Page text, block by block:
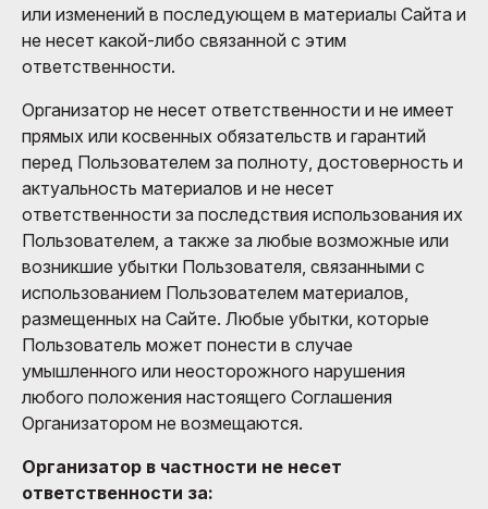
или изменений в последующем в материалы Сайта и
не несет какой-либо связанной с этим
ответственности.
Организатор не несет ответственности и не имеет
прямых или косвенных обязательств и гарантий
перед Пользователем за полноту, достоверность и
актуальность материалов и не несет
ответственности за последствия использования их
Пользователем, а также за любые возможные или
возникшие убытки Пользователя, связанными с
использованием Пользователем материалов,
размещенных на Сайте. Любые убытки, которые
Пользователь может понести в случае
умышленного или неосторожного нарушения
любого положения настоящего Соглашения
Организатором не возмещаются.
Организатор в частности не несет
ответственности за: